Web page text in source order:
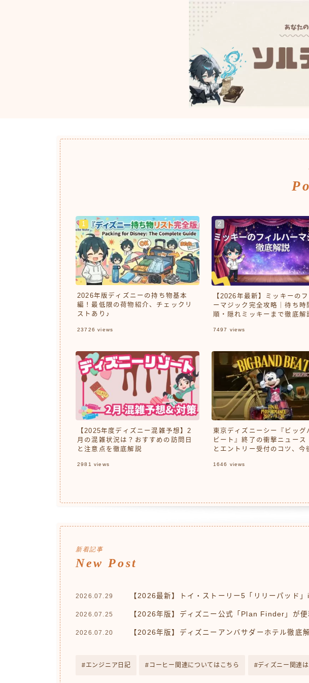
2026年版ディズニーの持ち物基本
編！最低限の荷物紹介、チェックリ
ストあり♪
23726 views
【2026年最新】ミッキーの
ーマジック完全攻略｜待ち時
順・隠れミッキーまで徹底解
7497 views
【2025年度ディズニー混雑予想】2
月の混雑状況は？おすすめの訪問日
と注意点を徹底解説
2981 views
東京ディズニーシー『ビッグ
ビート』終了の衝撃ニュース
とエントリー受付のコツ、今
1646 views
新着記事
New Post
【2026最新】トイ・ストーリー5「リリーパッド
2026.07.29
【2026年版】ディズニー公式「Plan Finder」が
2026.07.25
【2026年版】ディズニーアンバサダーホテル徹底
2026.07.20
エンジニア日記 コーヒー関連についてはこちら ディズニー関連